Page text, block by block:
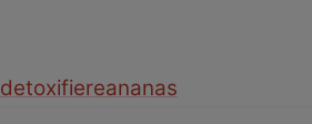
detoxifiereananas